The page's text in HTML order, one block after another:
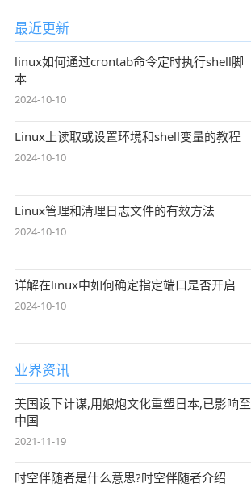
最近更新
linux如何通过crontab命令定时执行shell脚
本
2024-10-10
Linux上读取或设置环境和shell变量的教程
2024-10-10
Linux管理和清理日志文件的有效方法
2024-10-10
详解在linux中如何确定指定端口是否开启
2024-10-10
业界资讯
美国设下计谋,用娘炮文化重塑日本,已影响至
中国
2021-11-19
时空伴随者是什么意思?时空伴随者介绍